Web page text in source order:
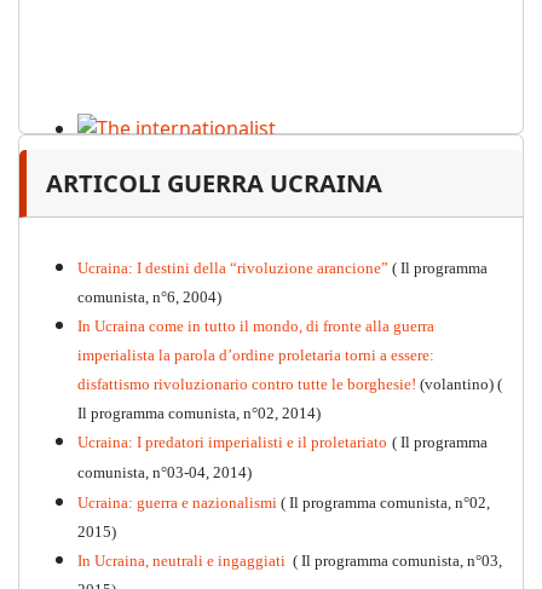
PDF n.12, 2026
ARTICOLI GUERRA UCRAINA
Ucraina: I destini della “rivoluzione arancione” ( Il programma
comunista, n°6, 2004)
In Ucraina come in tutto il mondo, di fronte alla guerra
imperialista la parola d’ordine proletaria torni a essere:
disfattismo rivoluzionario contro tutte le borghesie! (volantino) (
Il programma comunista, n°02, 2014)
Ucraina: I predatori imperialisti e il proletariato ( Il programma
comunista, n°03-04, 2014)
Ucraina: guerra e nazionalismi ( Il programma comunista, n°02,
2015)
In Ucraina, neutrali e ingaggiati ( Il programma comunista, n°03,